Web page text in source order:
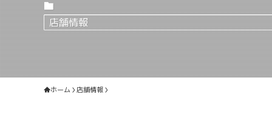
店舗情報
ホーム 店舗情報